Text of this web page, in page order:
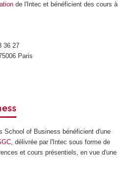
de l'Intec et bénéficient des cours à
36 27
Paris
School of Business bénéficient d'une
, délivrée par l'Intec sous forme de
et cours présentiels, en vue d'une